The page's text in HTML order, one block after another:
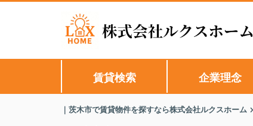
賃貸検索 企業理念
｜茨木市で賃貸物件を探すなら株式会社ルクスホーム